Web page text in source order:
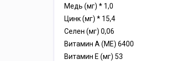
Медь (мг) * 1,0
Цинк (мг) * 15,4
Селен (мг) 0,06
Витамин А (МЕ) 6400
Витамин Е (мг) 53